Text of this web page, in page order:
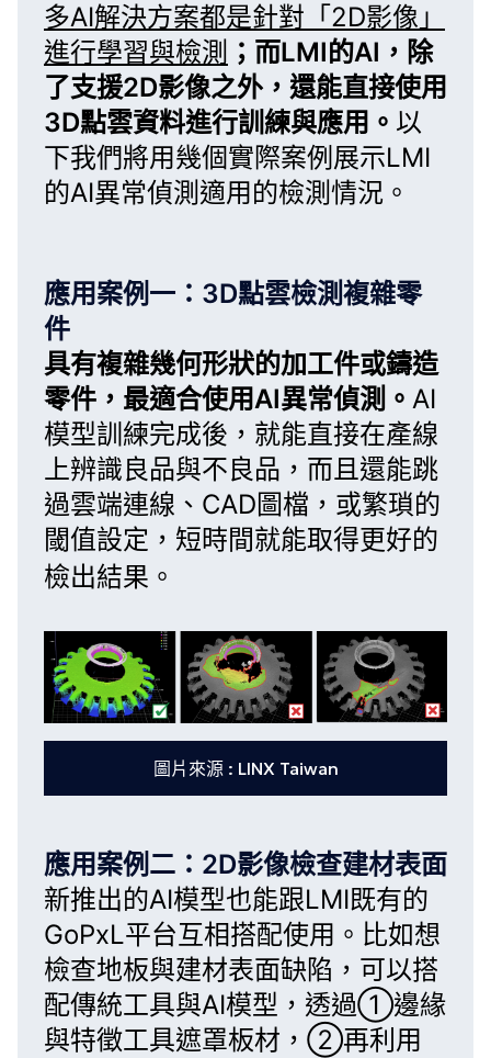
多AI解決方案都是針對「2D影像」
進行學習與檢測 ；而LMI的AI ，除
了支援2D影像之外，還能直接使用
3D點雲資料進行訓練與應用。 以
下我們將用幾個實際案例展示LMI
的AI異常偵測 適用的檢測情況。
應用案例一：3D點雲檢測複雜零
件
具有複雜幾何形狀的加工件或鑄造
零件，最適合使用AI異常偵測 。 AI
模型訓練完成後，就能直接在產線
上辨識良品與不良品，而且還能跳
過雲端連線、CAD圖檔，或繁瑣的
閾值設定，短時間就能取得更好的
檢出結果。
圖片來源 : LINX Taiwan
應用案例二：2D影像檢查建材表面
新推出的AI模型也能跟LMI既有的
GoPxL平台互相搭配使用。比如想
檢查地板與建材表面缺陷，可以搭
配傳統工具與AI模型，透過①邊緣
與特徵工具遮罩板材，②再利用